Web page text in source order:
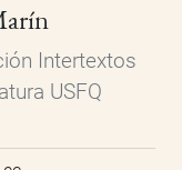
Intertextos
USFQ